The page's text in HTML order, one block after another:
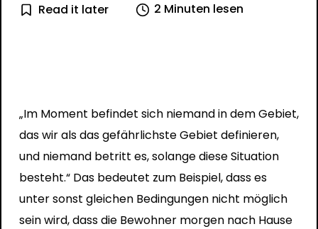
Read it later 2 Minuten lesen
„Im Moment befindet sich niemand in dem Gebiet,
das wir als das gefährlichste Gebiet definieren,
und niemand betritt es, solange diese Situation
besteht.“ Das bedeutet zum Beispiel, dass es
unter sonst gleichen Bedingungen nicht möglich
sein wird, dass die Bewohner morgen nach Hause